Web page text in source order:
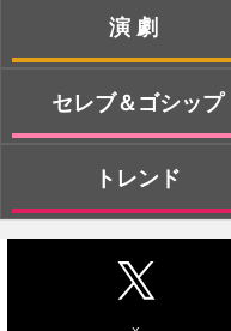
演劇
セレブ＆ゴシップ
トレンド